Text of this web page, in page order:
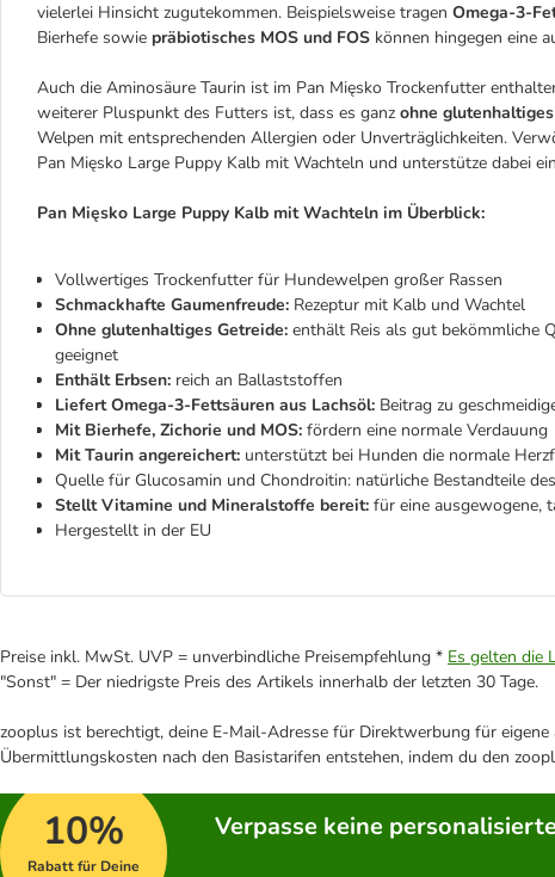
vielerlei Hinsicht zugutekommen. Beispielsweise tragen Omega-3-
Bierhefe sowie präbiotisches MOS und FOS können hingegen eine
Auch die Aminosäure Taurin ist im Pan Mięsko Trockenfutter
weiterer Pluspunkt des Futters ist, dass es ganz ohne
Welpen mit entsprechenden Allergien oder Unverträglichkeiten.
Pan Mięsko Large Puppy Kalb mit Wachteln und unterstütze dabei
Pan Mięsko Large Puppy Kalb mit Wachteln im Überblick:
Vollwertiges Trockenfutter für Hundewelpen großer Rassen
Schmackhafte Gaumenfreude: Rezeptur mit Kalb und Wachtel
Ohne glutenhaltiges Getreide: enthält Reis als gut bekömmliche
geeignet
Enthält Erbsen: reich an Ballaststoffen
Liefert Omega-3-Fettsäuren aus Lachsöl: Beitrag zu
Mit Bierhefe, Zichorie und MOS: fördern eine normale Verdauung
Mit Taurin angereichert: unterstützt bei Hunden die normale
Quelle für Glucosamin und Chondroitin: natürliche Bestandteile
Stellt Vitamine und Mineralstoffe bereit: für eine ausgewogene,
Hergestellt in der EU
Preise inkl. MwSt. UVP = unverbindliche Preisempfehlung * Es gelten die
"Sonst" = Der niedrigste Preis des Artikels innerhalb der letzten 30 Tage.
zooplus ist berechtigt, deine E-Mail-Adresse für Direktwerbung für
Übermittlungskosten nach den Basistarifen entstehen, indem du den
10%
Rabatt für Deine
Verpasse keine